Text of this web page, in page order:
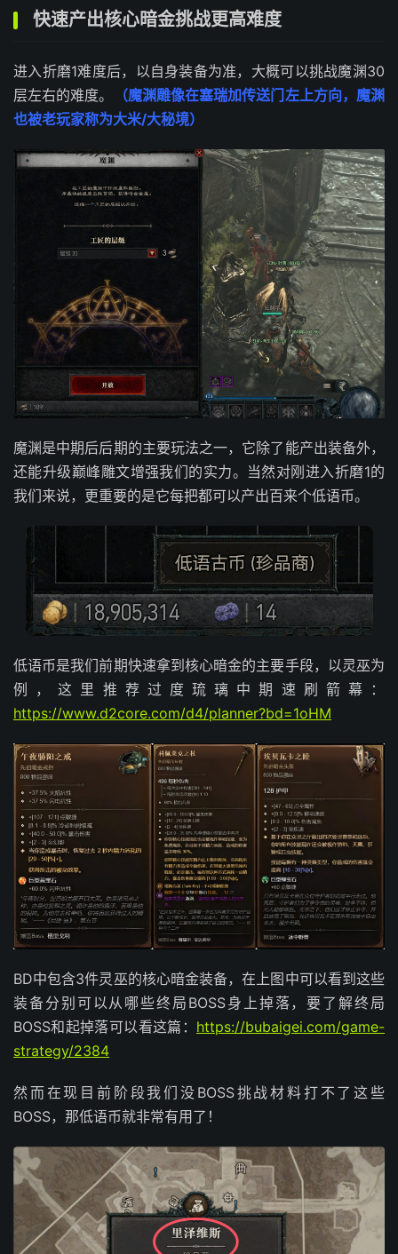
快速产出核心暗金挑战更高难度
进入折磨1难度后，以自身装备为准，大概可以挑战魔渊30
层左右的难度。
（魔渊雕像在塞瑞加传送门左上方向，魔渊
也被老玩家称为大米/大秘境）
魔渊是中期后后期的主要玩法之一，它除了能产出装备外，
还能升级巅峰雕文增强我们的实力。当然对刚进入折磨1的
我们来说，更重要的是它每把都可以产出百来个低语币。
低语币是我们前期快速拿到核心暗金的主要手段，以灵巫为
例，这里推荐过度琉璃中期速刷箭幕：
https://www.d2core.com/d4/planner?bd=1oHM
BD中包含3件灵巫的核心暗金装备，在上图中可以看到这些
装备分别可以从哪些终局BOSS身上掉落，要了解终局
BOSS和起掉落可以看这篇： https://bubaigei.com/game-
strategy/2384
然而在现目前阶段我们没BOSS挑战材料打不了这些
BOSS，那低语币就非常有用了！